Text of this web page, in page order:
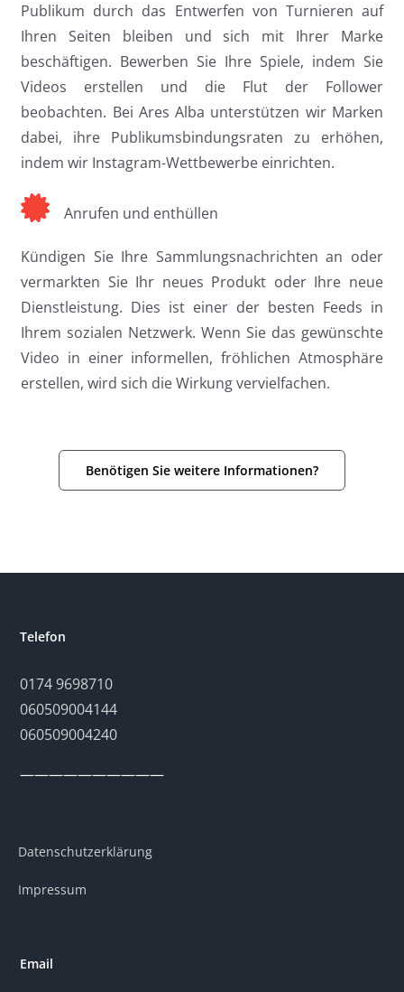
Publikum durch das Entwerfen von Turnieren auf
Ihren Seiten bleiben und sich mit Ihrer Marke
beschäftigen. Bewerben Sie Ihre Spiele, indem Sie
Videos erstellen und die Flut der Follower
beobachten. Bei Ares Alba unterstützen wir Marken
dabei, ihre Publikumsbindungsraten zu erhöhen,
indem wir Instagram-Wettbewerbe einrichten.
Anrufen und enthüllen
Kündigen Sie Ihre Sammlungsnachrichten an oder
vermarkten Sie Ihr neues Produkt oder Ihre neue
Dienstleistung. Dies ist einer der besten Feeds in
Ihrem sozialen Netzwerk. Wenn Sie das gewünschte
Video in einer informellen, fröhlichen Atmosphäre
erstellen, wird sich die Wirkung vervielfachen.
Benötigen Sie weitere Informationen?
Telefon
0174 9698710
060509004144
060509004240
——————————
Datenschutzerklärung
Impressum
Email